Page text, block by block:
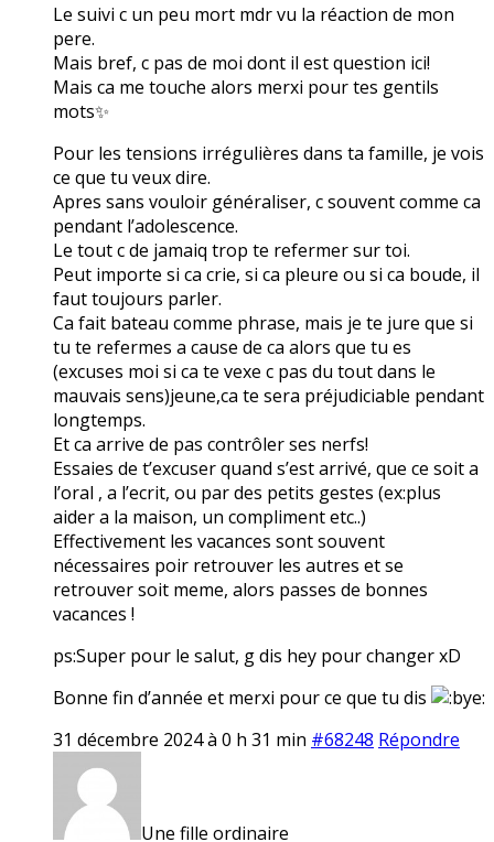
Le suivi c un peu mort mdr vu la réaction de mon
pere.
Mais bref, c pas de moi dont il est question ici!
Mais ca me touche alors merxi pour tes gentils
mots✨
Pour les tensions irrégulières dans ta famille, je vois
ce que tu veux dire.
Apres sans vouloir généraliser, c souvent comme ca
pendant l’adolescence.
Le tout c de jamaiq trop te refermer sur toi.
Peut importe si ca crie, si ca pleure ou si ca boude, il
faut toujours parler.
Ca fait bateau comme phrase, mais je te jure que si
tu te refermes a cause de ca alors que tu es
(excuses moi si ca te vexe c pas du tout dans le
mauvais sens)jeune,ca te sera préjudiciable pendant
longtemps.
Et ca arrive de pas contrôler ses nerfs!
Essaies de t’excuser quand s’est arrivé, que ce soit a
l’oral , a l’ecrit, ou par des petits gestes (ex:plus
aider a la maison, un compliment etc..)
Effectivement les vacances sont souvent
nécessaires poir retrouver les autres et se
retrouver soit meme, alors passes de bonnes
vacances !
ps:Super pour le salut, g dis hey pour changer xD
Bonne fin d’année et merxi pour ce que tu dis
31 décembre 2024 à 0 h 31 min #68248 Répondre
Une fille ordinaire